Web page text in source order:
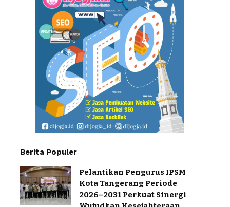
Berita Populer
Pelantikan Pengurus IPSM
Kota Tangerang Periode
2026–2031 Perkuat Sinergi